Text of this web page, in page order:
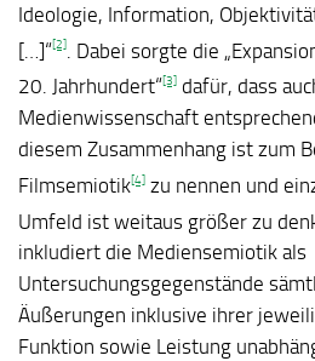
Ideologie, Information,
[…]“[2]
. Dabei sorgte die
20. Jahrhundert“[3] dafür, dass
Medienwissenschaft
diesem Zusammenhang ist zum
Filmsemiotik[4] zu nennen und
Umfeld ist weitaus größer zu
inkludiert die Mediensemiotik als
Untersuchungsgegenstände
Äußerungen inklusive ihrer
Funktion sowie Leistung